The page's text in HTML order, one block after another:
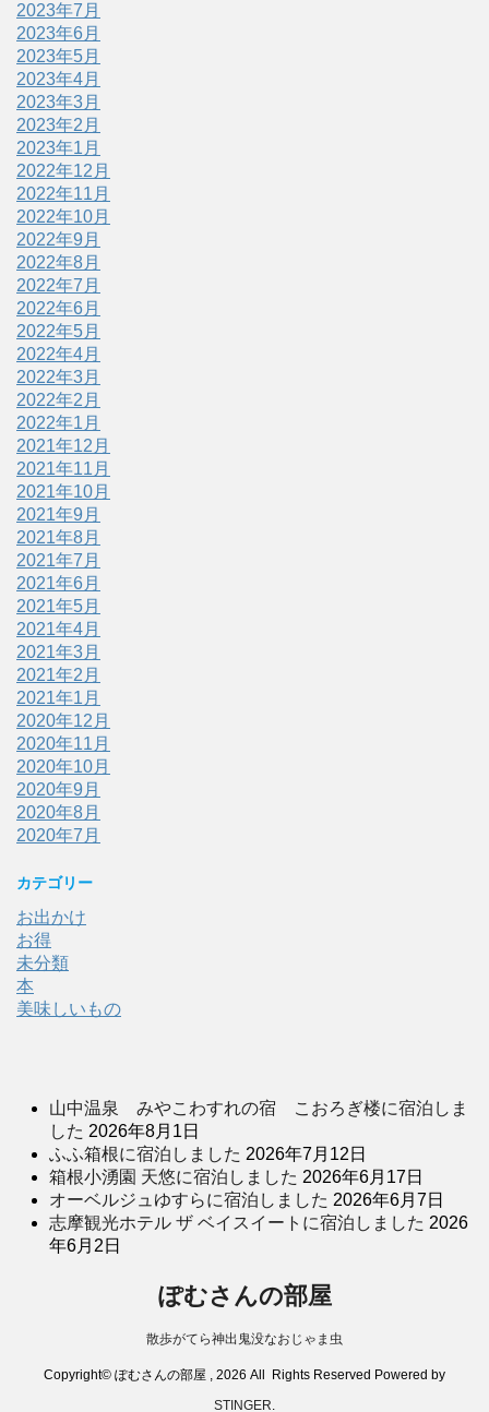
2023年7月
2023年6月
2023年5月
2023年4月
2023年3月
2023年2月
2023年1月
2022年12月
2022年11月
2022年10月
2022年9月
2022年8月
2022年7月
2022年6月
2022年5月
2022年4月
2022年3月
2022年2月
2022年1月
2021年12月
2021年11月
2021年10月
2021年9月
2021年8月
2021年7月
2021年6月
2021年5月
2021年4月
2021年3月
2021年2月
2021年1月
2020年12月
2020年11月
2020年10月
2020年9月
2020年8月
2020年7月
カテゴリー
お出かけ
お得
未分類
本
美味しいもの
山中温泉 みやこわすれの宿 こおろぎ楼に宿泊しま
した 2026年8月1日
ふふ箱根に宿泊しました 2026年7月12日
箱根小湧園 天悠に宿泊しました 2026年6月17日
オーベルジュゆすらに宿泊しました 2026年6月7日
志摩観光ホテル ザ ベイスイートに宿泊しました 2026
年6月2日
ぽむさんの部屋
散歩がてら神出鬼没なおじゃま虫
Copyright© ぽむさんの部屋 , 2026 All Rights Reserved Powered by
STINGER.